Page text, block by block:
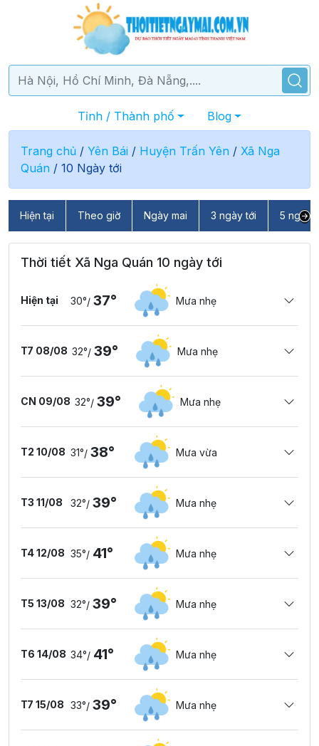
Tỉnh / Thành phố Blog
Trang chủ / Yên Bái / Huyện Trấn Yên / Xã Nga
Quán / 10 Ngày tới
Hiện tại Theo giờ Ngày mai 3 ngày tới 5 ngày
Thời tiết Xã Nga Quán 10 ngày tới
Hiện tại 30°/ 37° Mưa nhẹ
T7 08/08 32°/ 39° Mưa nhẹ
CN 09/08 32°/ 39° Mưa nhẹ
T2 10/08 31°/ 38° Mưa vừa
T3 11/08 32°/ 39° Mưa nhẹ
T4 12/08 35°/ 41° Mưa nhẹ
T5 13/08 32°/ 39° Mưa nhẹ
T6 14/08 34°/ 41° Mưa nhẹ
T7 15/08 33°/ 39° Mưa nhẹ